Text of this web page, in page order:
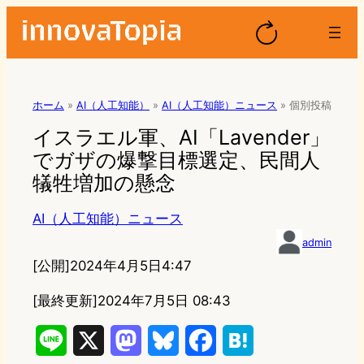
ホーム » AI（人工知能） » AI（人工知能）ニュース » 個別投稿
イスラエル軍、AI「Lavender」
でガザの爆撃目標選定、民間人
犠牲増加の懸念
AI（人工知能）ニュース
admin
[公開]2024年4月5日4:47
[最終更新]2024年7月5日 08:43